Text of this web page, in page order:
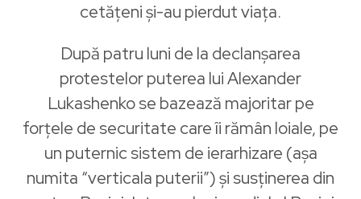
cetățeni și-au pierdut viața.
După patru luni de la declanșarea
protestelor puterea lui Alexander
Lukashenko se bazează majoritar pe
forțele de securitate care îi rămân loiale, pe
un puternic sistem de ierarhizare (așa
numita “verticala puterii”) și susținerea din